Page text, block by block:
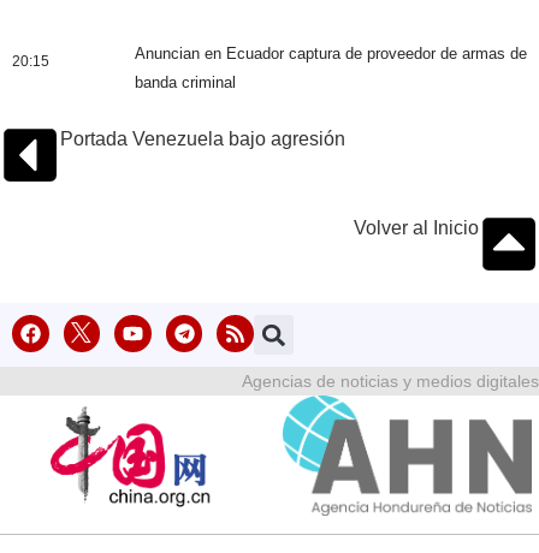
20:15
Anuncian en Ecuador captura de proveedor de armas de
banda criminal
Portada Venezuela bajo agresión
Volver al Inicio
Agencias de noticias y medios digitales